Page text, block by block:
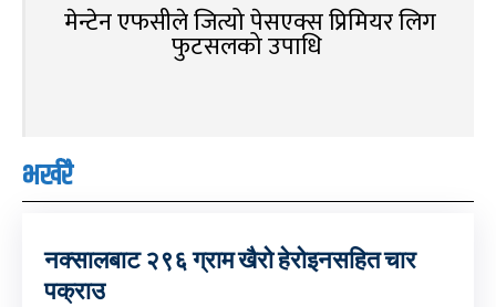
मेन्टेन एफसीले जित्यो पेसएक्स प्रिमियर लिग
फुटसलको उपाधि
भर्खरै
नक्सालबाट २९६ ग्राम खैरो हेरोइनसहित चार
पक्राउ